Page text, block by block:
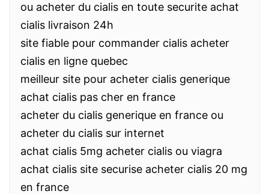
ou acheter du cialis en toute securite achat
cialis livraison 24h
site fiable pour commander cialis acheter
cialis en ligne quebec
meilleur site pour acheter cialis generique
achat cialis pas cher en france
acheter du cialis generique en france ou
acheter du cialis sur internet
achat cialis 5mg acheter cialis ou viagra
achat cialis site securise acheter cialis 20 mg
en france